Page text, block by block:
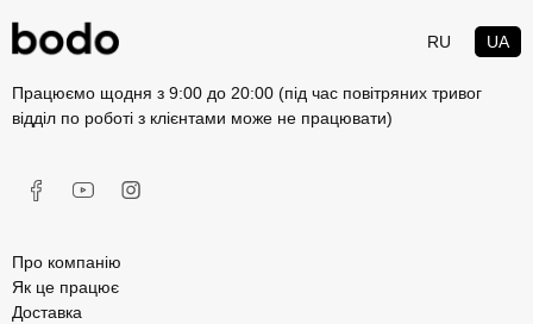
RU UA
Працюємо щодня з 9:00 до 20:00 (під час повітряних тривог
відділ по роботі з клієнтами може не працювати)
Про компанію
Як це працює
Доставка